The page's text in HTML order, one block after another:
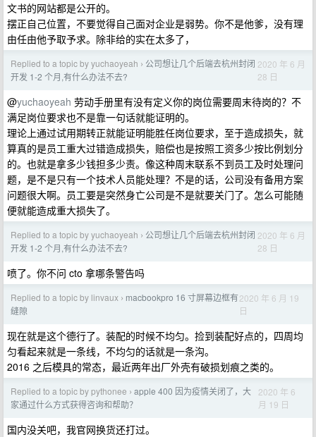
文书的网站都是公开的。
摆正自己位置，不要觉得自己面对企业是弱势。你不是他爹，没有理
由任由他予取予求。除非给的实在太多了，
Replied to a topic by yuchaoyeah › 公司想让几个后端去杭州封闭
开发 1-2 个月,有什么办法不去?
2020 年 6 月
28 日
@yuchaoyeah 劳动手册里有没有定义你的岗位需要周末待岗的？不
满足岗位要求也不是靠一句话就能证明的。
理论上通过试用期转正就能证明能胜任岗位要求，至于造成损失，就
算真的是员工重大过错造成损失，赔偿也是按照工资多少按比例划分
的。也就是拿多少钱担多少责。像这种周末联系不到员工及时处理问
题，是不是只有一个技术人员能处理？不是的话，公司没有备用方案
问题很大啊。员工要是突然身亡公司是不是就要关门了。怎么可能随
便就能造成重大损失了。
Replied to a topic by yuchaoyeah › 公司想让几个后端去杭州封闭
开发 1-2 个月,有什么办法不去?
2020 年 6 月
28 日
喷了。你不问 cto 拿哪条警告吗
Replied to a topic by linvaux › macbookpro 16 寸屏幕边框有
缝隙
2020 年 6 月 19
日
现在就是这个德行了。装配的时候不均匀。捡到装配好点的，四周均
匀看起来就是一条线，不均匀的话就是一条沟。
2016 之后模具的常态，最近两年出厂外壳有破损划痕之类的。
Replied to a topic by pythonee › apple 400 因为疫情关闭了，大
家通过什么方式获得咨询和帮助？
2020 年 6
月 19 日
国内没关吧，我官网换货还打过。